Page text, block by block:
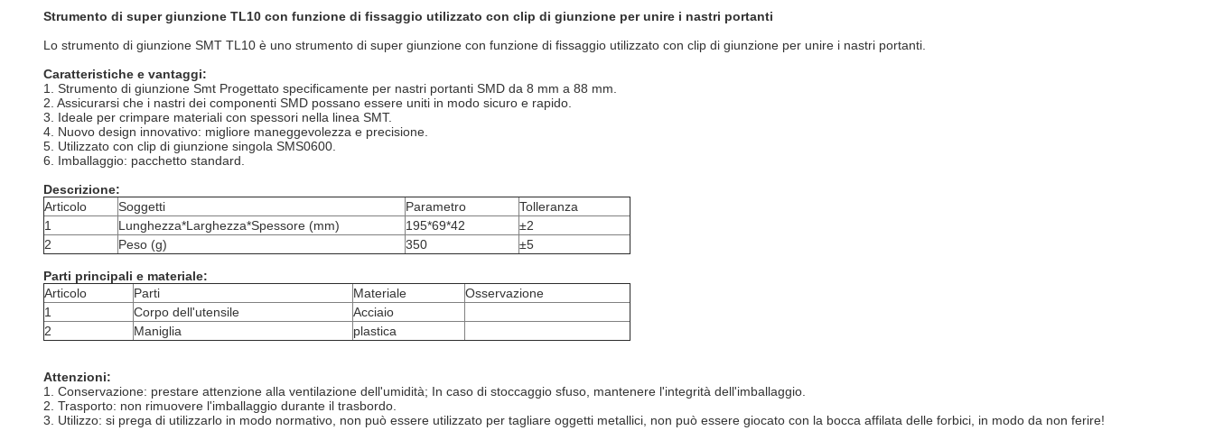
Strumento di super giunzione TL10 con funzione di fissaggio utilizzato con clip di giunzione per unire i nastri portanti
Lo strumento di giunzione SMT TL10 è uno strumento di super giunzione con funzione di fissaggio utilizzato con clip di giunzione per unire i nastri portanti.
Caratteristiche e vantaggi:
1. Strumento di giunzione Smt Progettato specificamente per nastri portanti SMD da 8 mm a 88 mm.
2. Assicurarsi che i nastri dei componenti SMD possano essere uniti in modo sicuro e rapido.
3. Ideale per crimpare materiali con spessori nella linea SMT.
4. Nuovo design innovativo: migliore maneggevolezza e precisione.
5. Utilizzato con clip di giunzione singola SMS0600.
6. Imballaggio: pacchetto standard.
Descrizione:
Articolo
Soggetti Parametro
Tolleranza
1
Lunghezza*Larghezza*Spessore (mm) 195*69*42
±2
2
Peso (g) 350 ±5
Parti principali e materiale:
Articolo
Parti Materiale
Osservazione
1
Corpo dell'utensile
Acciaio
2
Maniglia plastica
Attenzioni:
1. Conservazione: prestare attenzione alla ventilazione dell'umidità; In caso di stoccaggio sfuso, mantenere l'integrità dell'imballaggio.
2. Trasporto: non rimuovere l'imballaggio durante il trasbordo.
3. Utilizzo: si prega di utilizzarlo in modo normativo, non può essere utilizzato per tagliare oggetti metallici, non può essere giocato con la bocca affilata delle forbici, in modo da non ferire!